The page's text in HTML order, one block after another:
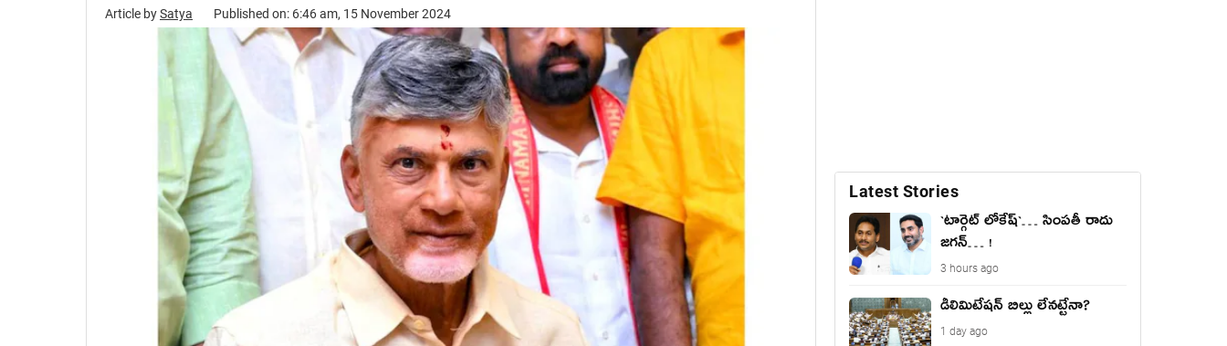
Article bySatya Published on: 6:46 am, 15 November 2024
Latest Stories
`టార్గెట్ లోకేష్‌`… సింప‌తీ రాదు
జ‌గ‌న్‌… !
3 hours ago
డీలిమిటేషన్ బిల్లు లేన‌ట్టేనా?
1 day ago